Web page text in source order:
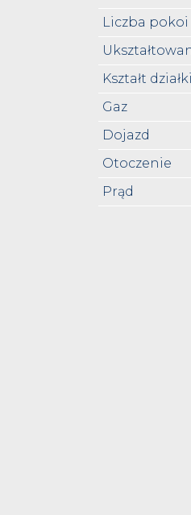
Liczba pokoi
Kształt działki
Gaz
Dojazd
Otoczenie
Prąd